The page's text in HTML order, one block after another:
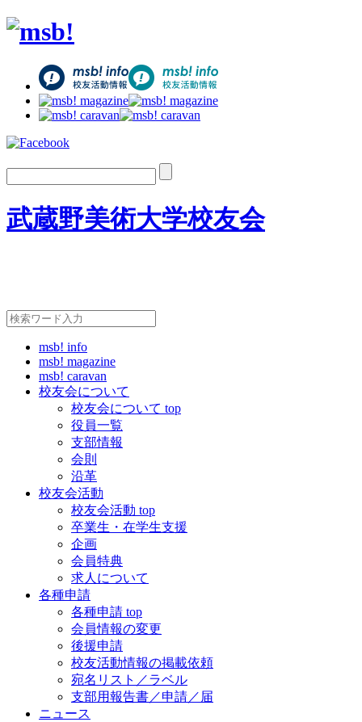
武蔵野美術大学校友会
msb! info
msb! magazine
msb! caravan
校友会について
校友会について top
役員一覧
支部情報
会則
沿革
校友会活動
校友会活動 top
卒業生・在学生支援
企画
会員特典
求人について
各種申請
各種申請 top
会員情報の変更
後援申請
校友活動情報の掲載依頼
宛名リスト／ラベル
支部用報告書／申請／届
ニュース